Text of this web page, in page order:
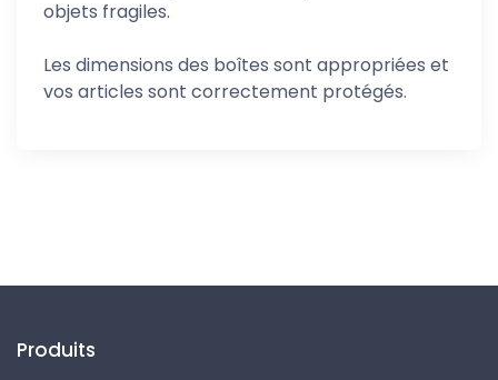
objets fragiles.
Les dimensions des boîtes sont appropriées et
vos articles sont correctement protégés.
Produits